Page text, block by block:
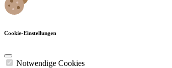
Cookie-Einstellungen
Notwendige Cookies